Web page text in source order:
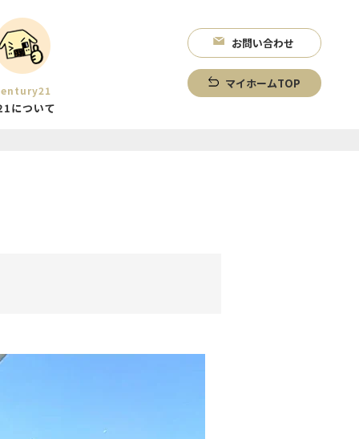
について
お問い合わせ
マイホームTOP